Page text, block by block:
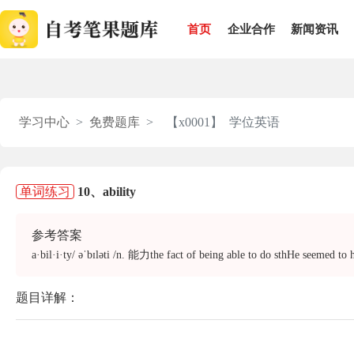
首页 企业合作 新闻资讯
学习中心 免费题库 【x0001】 学位英语
单词练习 10、ability
参考答案
a·bil·i·ty/ əˈbɪləti /n. 能力the fact of being able to do sthHe
题目详解：